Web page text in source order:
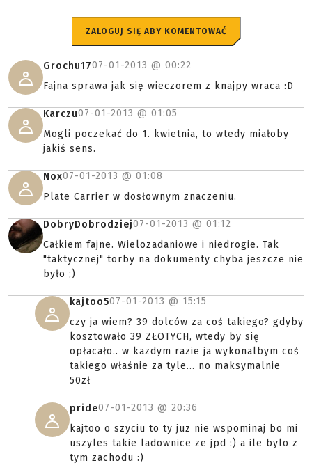
ZALOGUJ SIĘ ABY KOMENTOWAĆ
Grochu1707-01-2013 @ 00:22
Fajna sprawa jak się wieczorem z knajpy wraca :D
Karczu07-01-2013 @ 01:05
Mogli poczekać do 1. kwietnia, to wtedy miałoby
jakiś sens.
Nox07-01-2013 @ 01:08
Plate Carrier w dosłownym znaczeniu.
DobryDobrodziej07-01-2013 @ 01:12
Całkiem fajne. Wielozadaniowe i niedrogie. Tak
"taktycznej" torby na dokumenty chyba jeszcze nie
było ;)
kajtoo507-01-2013 @ 15:15
czy ja wiem? 39 dolców za coś takiego? gdyby
kosztowało 39 ZŁOTYCH, wtedy by się
opłacało.. w kazdym razie ja wykonalbym coś
takiego właśnie za tyle... no maksymalnie
50zł
pride07-01-2013 @ 20:36
kajtoo o szyciu to ty juz nie wspominaj bo mi
uszyles takie ladownice ze jpd :) a ile bylo z
tym zachodu :)